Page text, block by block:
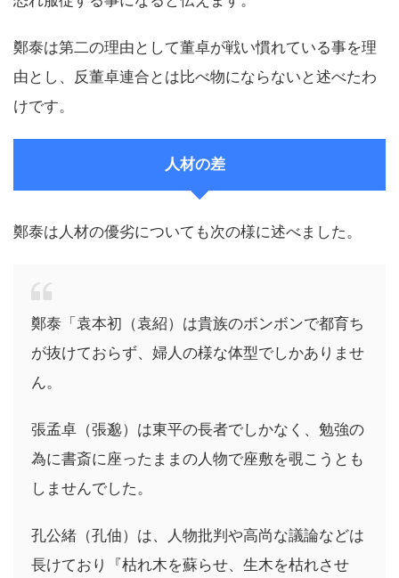
鄭泰は第二の理由として董卓が戦い慣れている事を理
由とし、反董卓連合とは比べ物にならないと述べたわ
けです。
人材の差
鄭泰は人材の優劣についても次の様に述べました。
鄭泰「袁本初（袁紹）は貴族のボンボンで都育ち
が抜けておらず、婦人の様な体型でしかありませ
ん。
張孟卓（張邈）は東平の長者でしかなく、勉強の
為に書斎に座ったままの人物で座敷を覗こうとも
しませんでした。
孔公緒（孔伷）は、人物批判や高尚な議論などは
長けており『枯れ木を蘇らせ、生木を枯れさせ